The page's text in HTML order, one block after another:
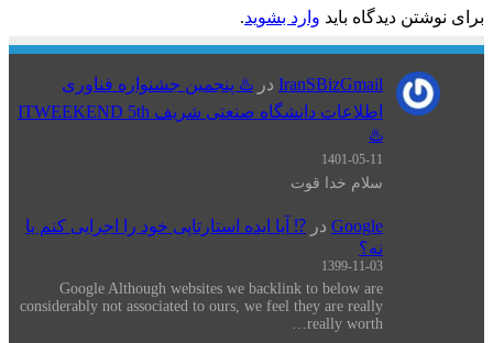
برای نوشتن دیدگاه باید وارد بشوید.
IranSBizGmail در ♨️ پنجمین جشنواره فناوری
اطلاعات دانشگاه صنعتی شریف ITWEEKEND 5th
♨️
1401-05-11
سلام خدا قوت
Google در ⁉️ آیا ایده استارتاپی خود را اجرایی کنم یا
نه؟
1399-11-03
Google Although websites we backlink to below are
considerably not associated to ours, we feel they are really
really worth…